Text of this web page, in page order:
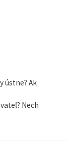
ústne? Ak
Nech